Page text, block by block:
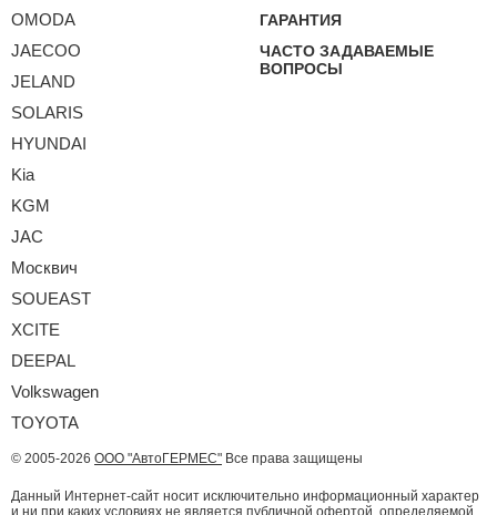
OMODA
JAECOO
JELAND
SOLARIS
HYUNDAI
Kia
KGM
JAC
Москвич
SOUEAST
XCITE
DEEPAL
Volkswagen
TOYOTA
ГАРАНТИЯ
ЧАСТО ЗАДАВАЕМЫЕ
ВОПРОСЫ
© 2005-2026 ООО "АвтоГЕРМЕС" Все права защищены
Данный Интернет-сайт носит исключительно информационный характер
и ни при каких условиях не является публичной офертой, определяемой